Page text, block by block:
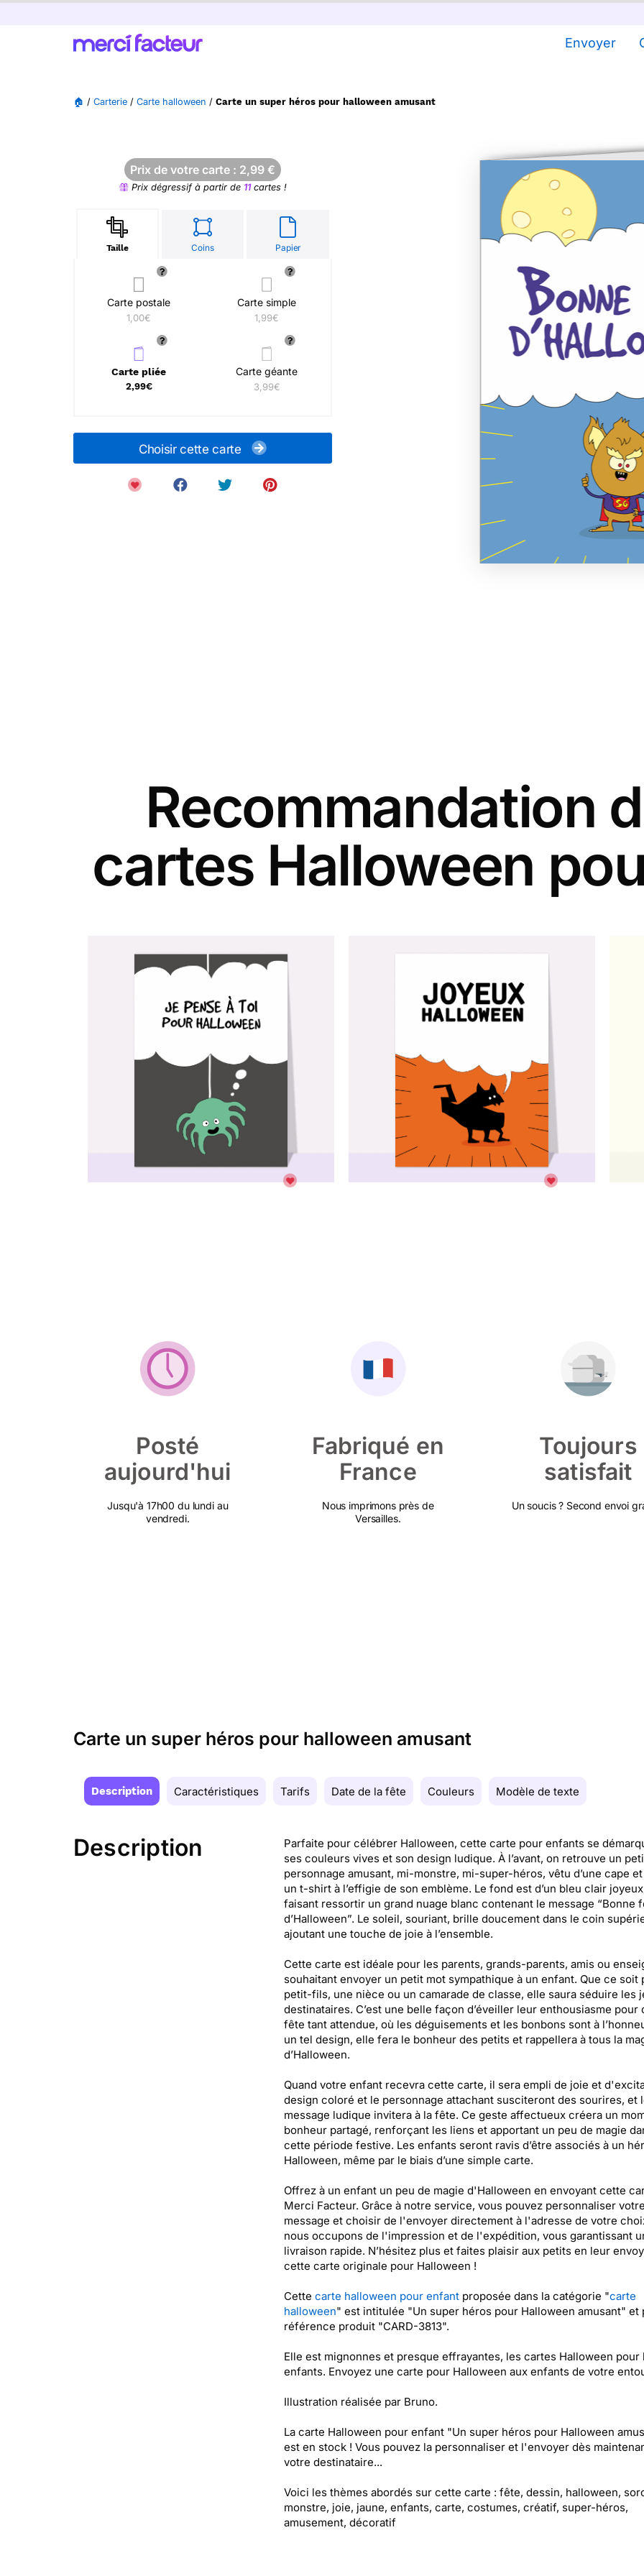
Envoyer
🏠 / Carterie / Carte halloween / Carte un super héros pour halloween amusant
Prix de votre carte : 2,99 €
Prix dégressif à partir de 11cartes !
Taille Coins Papier
Carte postale
1,00€
Carte simple
1,99€
Carte pliée
2,99€
Carte géante
3,99€
Choisir cette carte
Recommandation
cartes Halloween
Posté
aujourd'hui
Jusqu'à 17h00 du lundi au
vendredi.
Fabriqué en
France
Nous imprimons près de
Versailles.
Toujours
satisfait
Un soucis ? Second envoi
Carte un super héros pour halloween amusant
Description Caractéristiques Tarifs Date de la fête Couleurs Modèle de texte
Description
Parfaite pour célébrer Halloween, cette carte pour enfants se
ses couleurs vives et son design ludique. À l’avant, on retrouve un
personnage amusant, mi-monstre, mi-super-héros, vêtu d’une cape
un t-shirt à l’effigie de son emblème. Le fond est d’un bleu clair
faisant ressortir un grand nuage blanc contenant le message “Bonne
d’Halloween”. Le soleil, souriant, brille doucement dans le coin
ajoutant une touche de joie à l’ensemble.
Cette carte est idéale pour les parents, grands-parents, amis ou
souhaitant envoyer un petit mot sympathique à un enfant. Que ce soit
petit-fils, une nièce ou un camarade de classe, elle saura séduire les
destinataires. C’est une belle façon d’éveiller leur enthousiasme pour
fête tant attendue, où les déguisements et les bonbons sont à
un tel design, elle fera le bonheur des petits et rappellera à tous la
d’Halloween.
Quand votre enfant recevra cette carte, il sera empli de joie et
design coloré et le personnage attachant susciteront des sourires, et
message ludique invitera à la fête. Ce geste affectueux créera un
bonheur partagé, renforçant les liens et apportant un peu de magie
cette période festive. Les enfants seront ravis d’être associés à un
Halloween, même par le biais d’une simple carte.
Offrez à un enfant un peu de magie d'Halloween en envoyant cette
Merci Facteur. Grâce à notre service, vous pouvez personnaliser votre
message et choisir de l'envoyer directement à l'adresse de votre
nous occupons de l'impression et de l'expédition, vous garantissant
livraison rapide. N’hésitez plus et faites plaisir aux petits en leur
cette carte originale pour Halloween !
Cette carte halloween pour enfantproposée dans la catégorie "carte
halloween" est intitulée "Un super héros pour Halloween amusant" et
référence produit "CARD-3813".
Elle est mignonnes et presque effrayantes, les cartes Halloween pour
enfants. Envoyez une carte pour Halloween aux enfants de votre
Illustration réalisée par Bruno.
La carte Halloween pour enfant "Un super héros pour Halloween
est en stock ! Vous pouvez la personnaliser et l'envoyer dès
votre destinataire...
Voici les thèmes abordés sur cette carte : fête, dessin, halloween,
monstre, joie, jaune, enfants, carte, costumes, créatif, super-héros,
amusement, décoratif